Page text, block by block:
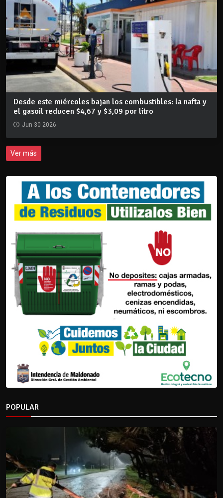
Desde este miércoles bajan los combustibles: la nafta y
el gasoil reducen $4,67 y $3,09 por litro
Jun 30 2026
Ver más
POPULAR